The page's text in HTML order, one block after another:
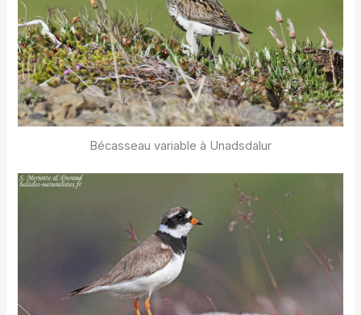
Bécasseau variable à Unadsdalur